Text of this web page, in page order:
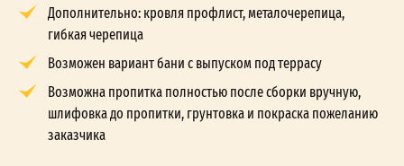
Дополнительно: кровля профлист, металочерепица,
гибкая черепица
Возможен вариант бани с выпуском под террасу
Возможна пропитка полностью после сборки вручную,
шлифовка до пропитки, грунтовка и покраска пожеланию
заказчика